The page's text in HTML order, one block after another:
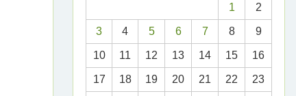
1 2
3 4 5 6 7 8 9
10 11 12 13 14 15 16
17 18 19 20 21 22 23